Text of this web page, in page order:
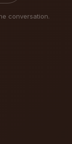
conversation.